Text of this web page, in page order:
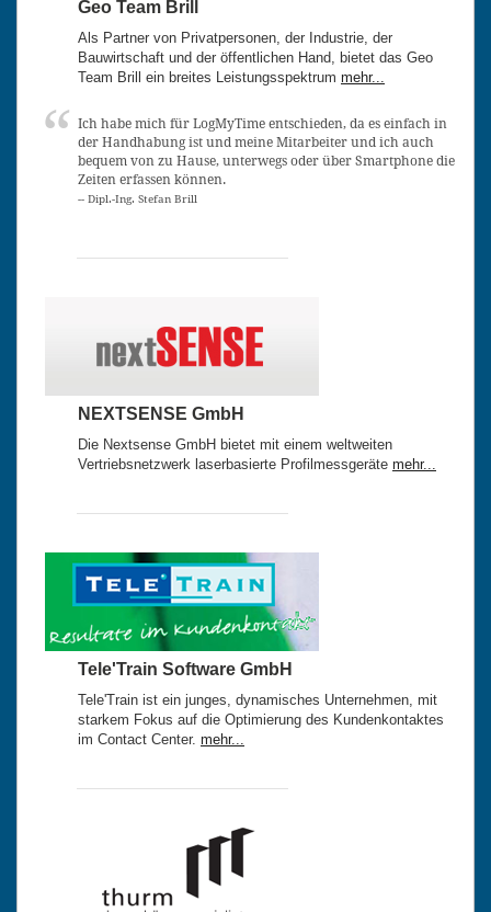
Geo Team Brill
Als Partner von Privatpersonen, der Industrie, der
Bauwirtschaft und der öffentlichen Hand, bietet das Geo
Team Brill ein breites Leistungsspektrum mehr...
Ich habe mich für LogMyTime entschieden, da es einfach in
der Handhabung ist und meine Mitarbeiter und ich auch
bequem von zu Hause, unterwegs oder über Smartphone die
Zeiten erfassen können.
-- Dipl.-Ing. Stefan Brill
NEXTSENSE GmbH
Die Nextsense GmbH bietet mit einem weltweiten
Vertriebsnetzwerk laserbasierte Profilmessgeräte mehr...
Tele'Train Software GmbH
Tele'Train ist ein junges, dynamisches Unternehmen, mit
starkem Fokus auf die Optimierung des Kundenkontaktes
im Contact Center. mehr...